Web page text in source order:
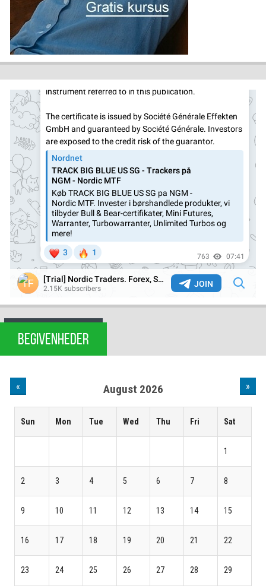
BEGIVENHEDER
« August 2026 »
Sun Mon Tue Wed Thu Fri Sat
1
2 3 4 5 6 7 8
9 10 11 12 13 14 15
16 17 18 19 20 21 22
23 24 25 26 27 28 29